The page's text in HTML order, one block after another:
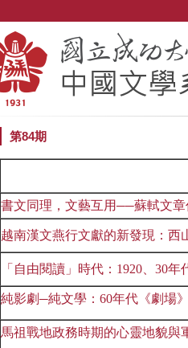
第84期
書文同理，文藝互用──蘇軾文
越南漢文燕行文獻的新發現：西
「自由閱讀」時代：1920、30
純影劇─純文學：60年代《劇場
馬祖戰地政務時期的心靈地貌與